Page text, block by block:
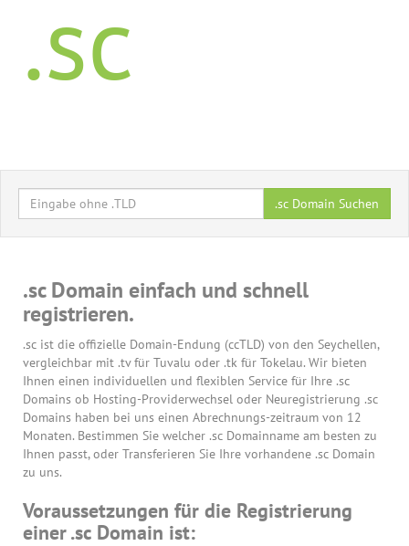
.sc
.sc Domain Suchen
.sc Domain einfach und schnell
registrieren.
.sc ist die offizielle Domain-Endung (ccTLD) von den Seychellen,
vergleichbar mit .tv für Tuvalu oder .tk für Tokelau. Wir bieten
Ihnen einen individuellen und flexiblen Service für Ihre .sc
Domains ob Hosting-Providerwechsel oder Neuregistrierung .sc
Domains haben bei uns einen Abrechnungs-zeitraum von 12
Monaten. Bestimmen Sie welcher .sc Domainname am besten zu
Ihnen passt, oder Transferieren Sie Ihre vorhandene .sc Domain
zu uns.
Voraussetzungen für die Registrierung
einer .sc Domain ist: